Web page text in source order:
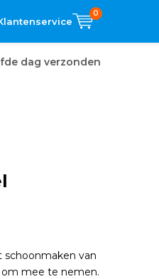
0
dag verzonden
van
mee te nemen.